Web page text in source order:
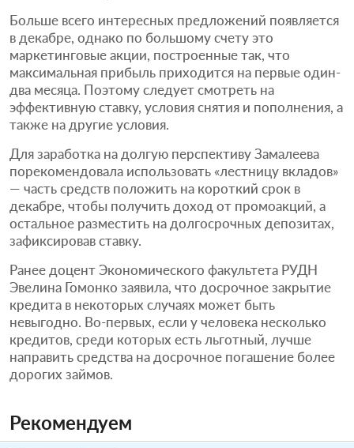
Больше всего интересных предложений появляется
в декабре, однако по большому счету это
маркетинговые акции, построенные так, что
максимальная прибыль приходится на первые один-
два месяца. Поэтому следует смотреть на
эффективную ставку, условия снятия и пополнения, а
также на другие условия.
Для заработка на долгую перспективу Замалеева
порекомендовала использовать «лестницу вкладов»
— часть средств положить на короткий срок в
декабре, чтобы получить доход от промоакций, а
остальное разместить на долгосрочных депозитах,
зафиксировав ставку.
Ранее доцент Экономического факультета РУДН
Эвелина Гомонко заявила, что досрочное закрытие
кредита в некоторых случаях может быть
невыгодно. Во-первых, если у человека несколько
кредитов, среди которых есть льготный, лучше
направить средства на досрочное погашение более
дорогих займов.
Рекомендуем